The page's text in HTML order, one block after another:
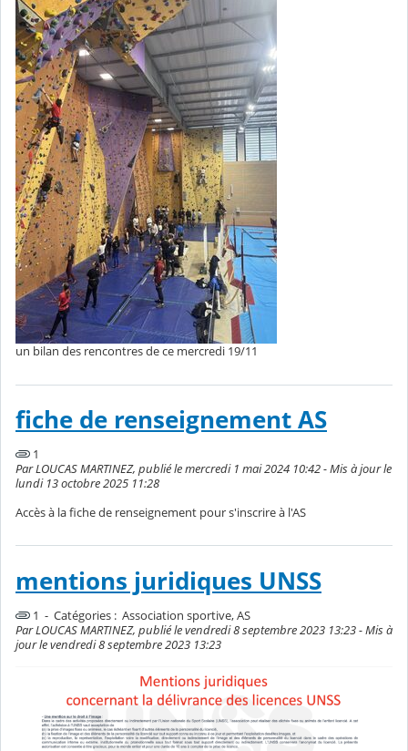
un bilan des rencontres de ce mercredi 19/11
fiche de renseignement AS
1
Par LOUCAS MARTINEZ, publié le mercredi 1 mai 2024 10:42 - Mis à jour le
lundi 13 octobre 2025 11:28
Accès à la fiche de renseignement pour s'inscrire à l'AS
mentions juridiques UNSS
1 - Catégories : Association sportive, AS
Par LOUCAS MARTINEZ, publié le vendredi 8 septembre 2023 13:23 - Mis à
jour le vendredi 8 septembre 2023 13:23